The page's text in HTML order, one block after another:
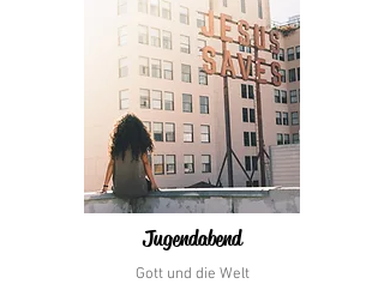
Jugendabend
Gott und die Welt